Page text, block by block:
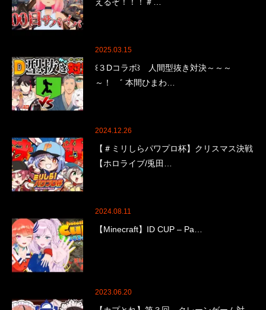
えるぞ！！！＃…
2025.03.15
꒰３Dコラボ꒱ 人間型抜き対決～～～
～！ ˹ 本間ひまわ…
2024.12.26
【＃ミリしらパワプロ杯】クリスマス決戦
【ホロライブ/兎田…
2024.08.11
【Minecraft】ID CUP – Pa…
2023.06.20